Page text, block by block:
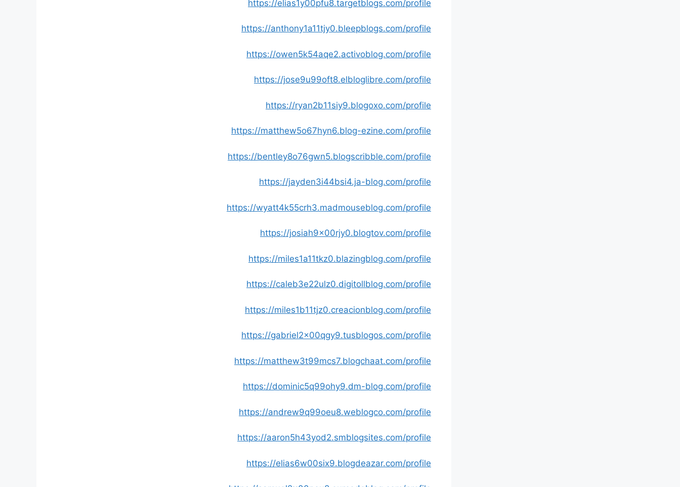
https://elias1y00pfu8.targetblogs.com/profile
https://anthony1a11tjy0.bleepblogs.com/profile
https://owen5k54aqe2.activoblog.com/profile
https://jose9u99oft8.elbloglibre.com/profile
https://ryan2b11siy9.blogoxo.com/profile
https://matthew5o67hyn6.blog-ezine.com/profile
https://bentley8o76gwn5.blogscribble.com/profile
https://jayden3i44bsi4.ja-blog.com/profile
https://wyatt4k55crh3.madmouseblog.com/profile
https://josiah9x00rjy0.blogtov.com/profile
https://miles1a11tkz0.blazingblog.com/profile
https://caleb3e22ulz0.digitollblog.com/profile
https://miles1b11tjz0.creacionblog.com/profile
https://gabriel2x00qgy9.tusblogos.com/profile
https://matthew3t99mcs7.blogchaat.com/profile
https://dominic5q99ohy9.dm-blog.com/profile
https://andrew9q99oeu8.weblogco.com/profile
https://aaron5h43yod2.smblogsites.com/profile
https://elias6w00six9.blogdeazar.com/profile